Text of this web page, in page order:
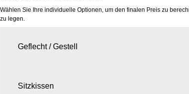
Wählen Sie Ihre individuelle Optionen, um den finalen Preis zu
zu legen.
Geflecht / Gestell
Sitzkissen